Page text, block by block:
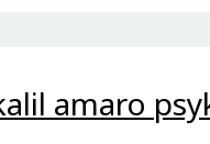
amaro